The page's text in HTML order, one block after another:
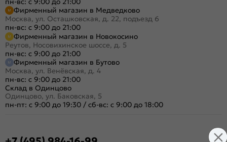
Фирменный магазин в Медведково
Москва, ул. Осташковская, д. 22, подъезд 6
пн-вс: с 9:00 до 21:00
Фирменный магазин в Новокосино
Реутов, Носовихинское шоссе, д. 5
пн-вс: с 9:00 до 21:00
Фирменный магазин в Бутово
Москва, ул. Венёвская, д. 4
пн-вс: с 9:00 до 21:00
Склад в Одинцово
Одинцово, ул. Баковская, 5
пн-пт: с 9:00 до 19:30 / сб-вс: с 9:00 до 18:00